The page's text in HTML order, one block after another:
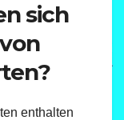
sich
enthalten